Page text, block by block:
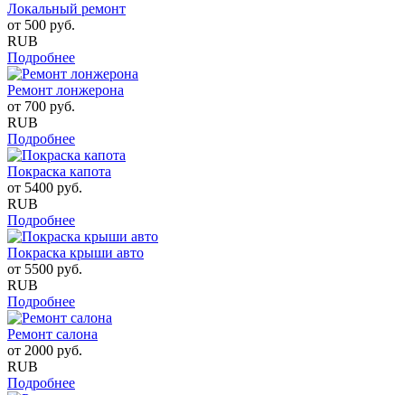
Локальный ремонт
от 500 руб.
RUB
Подробнее
Ремонт лонжерона
от 700 руб.
RUB
Подробнее
Покраска капота
от 5400 руб.
RUB
Подробнее
Покраска крыши авто
от 5500 руб.
RUB
Подробнее
Ремонт салона
от 2000 руб.
RUB
Подробнее